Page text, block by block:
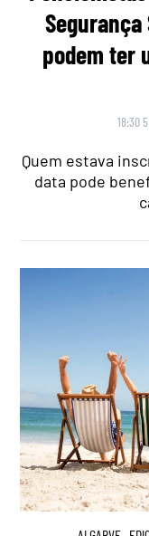
podem ter
18:30
Quem estava
data pode